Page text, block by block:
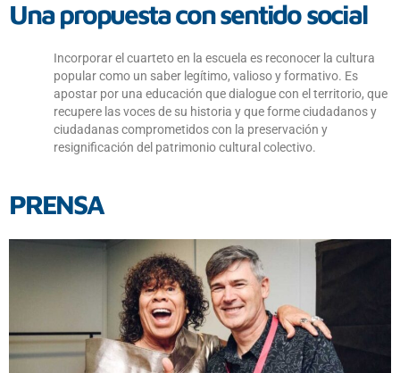
Una propuesta con sentido social
Incorporar el cuarteto en la escuela es reconocer la cultura
popular como un saber legítimo, valioso y formativo. Es
apostar por una educación que dialogue con el territorio, que
recupere las voces de su historia y que forme ciudadanos y
ciudadanas comprometidos con la preservación y
resignificación del patrimonio cultural colectivo.
PRENSA